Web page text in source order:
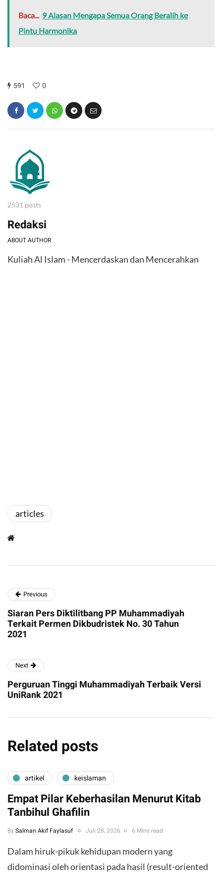
Baca... 9 Alasan Mengapa Semua Orang Beralih ke
Pintu Harmonika
591 0
2531 posts
Redaksi
ABOUT AUTHOR
Kuliah Al Islam - Mencerdaskan dan Mencerahkan
articles
Previous
Siaran Pers Diktilitbang PP Muhammadiyah
Terkait Permen Dikbudristek No. 30 Tahun
2021
Next
Perguruan Tinggi Muhammadiyah Terbaik Versi
UniRank 2021
Related posts
artikel keislaman
Empat Pilar Keberhasilan Menurut Kitab
Tanbihul Ghafilin
By Salman Akif Faylasuf Juli 28, 2026 6 Mins read
Dalam hiruk-pikuk kehidupan modern yang
didominasi oleh orientasi pada hasil (result-oriented